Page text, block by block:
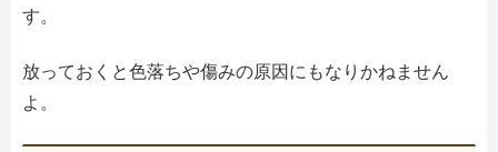
す。
放っておくと色落ちや傷みの原因にもなりかねません
よ。